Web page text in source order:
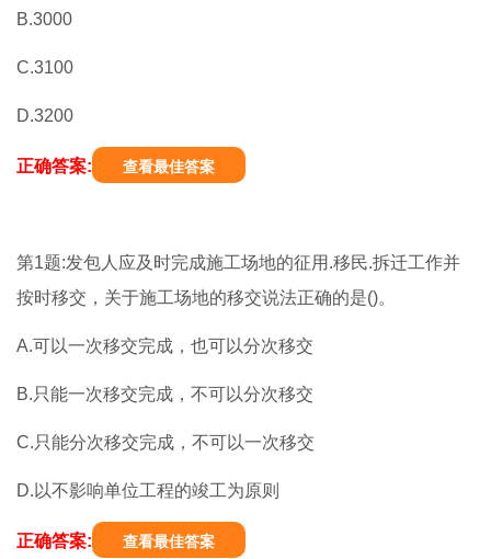
B.3000
C.3100
D.3200
正确答案: 查看最佳答案
第1题:发包人应及时完成施工场地的征用.移民.拆迁工作并
按时移交，关于施工场地的移交说法正确的是()。
A.可以一次移交完成，也可以分次移交
B.只能一次移交完成，不可以分次移交
C.只能分次移交完成，不可以一次移交
D.以不影响单位工程的竣工为原则
正确答案: 查看最佳答案